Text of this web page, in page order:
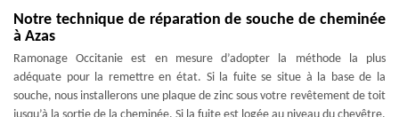
Notre technique de réparation de souche de cheminée
à Azas
Ramonage Occitanie est en mesure d’adopter la méthode la plus
adéquate pour la remettre en état. Si la fuite se situe à la base de la
souche, nous installerons une plaque de zinc sous votre revêtement de toit